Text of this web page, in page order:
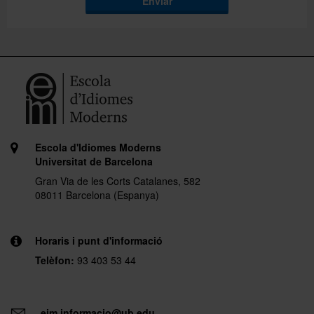
Escola d'Idiomes Moderns
Universitat de Barcelona
Gran Via de les Corts Catalanes, 582
08011 Barcelona (Espanya)
Horaris i punt d'informació
Telèfon: 93 403 53 44